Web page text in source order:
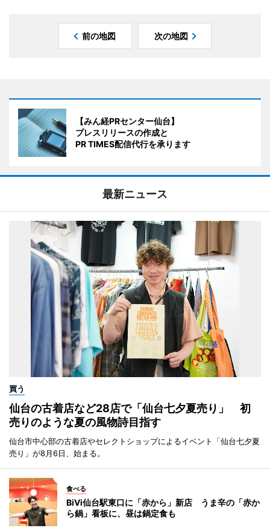
前の地図 次の地図
【みん経PRセンター仙台】
プレスリリースの作成と
PR TIMES配信代行を承ります
最新ニュース
買う
仙台の古着店など28店で「仙台七夕夏売り」 初
売りのような夏の風物詩目指す
仙台市中心部の古着店やセレクトショップによるイベント「仙台七夕夏
売り」が8月6日、始まる。
食べる
BiVi仙台駅東口に「赤から」新店 うま辛の「赤か
ら鍋」看板に、昼は鍋定食も